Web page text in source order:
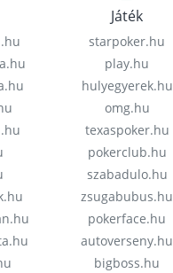
Játék
starpoker.hu
play.hu
hulyegyerek.hu
omg.hu
texaspoker.hu
pokerclub.hu
szabadulo.hu
zsugabubus.hu
pokerface.hu
autoverseny.hu
bigboss.hu